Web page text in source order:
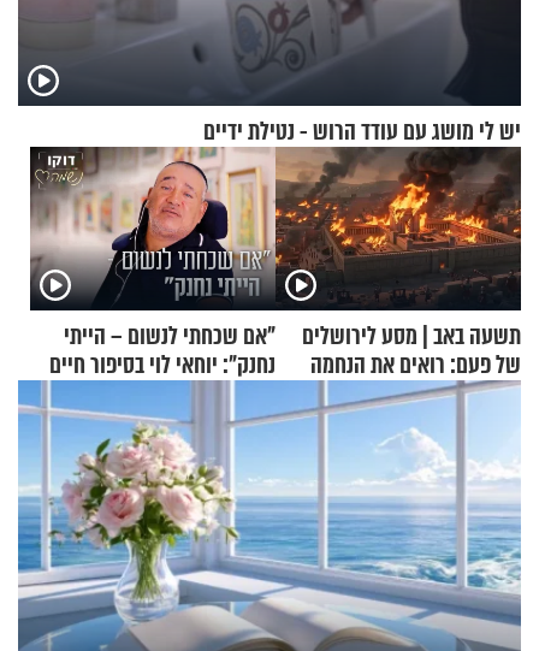
יש לי מושג עם עודד הרוש - נטילת ידיים
תשעה באב | מסע לירושלים
של פעם: רואים את הנחמה
"אם שכחתי לנשום – הייתי
נחנק": יוחאי לוי בסיפור חיים